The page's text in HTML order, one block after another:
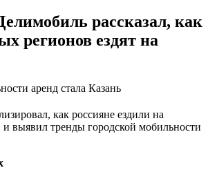
рассказал, как
регионов ездят на
аренд стала Казань
как россияне ездили на
выявил тренды городской мобильности